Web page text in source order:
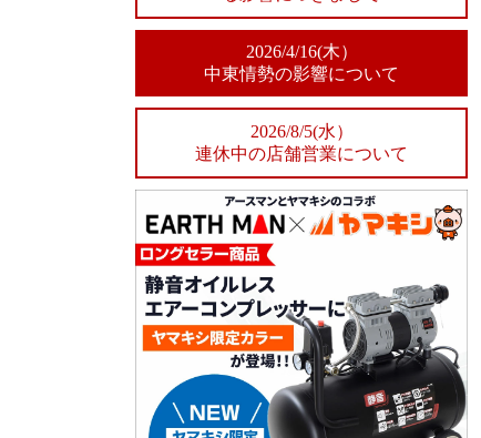
2026/4/16(木）
中東情勢の影響について
2026/8/5(水）
連休中の店舗営業について